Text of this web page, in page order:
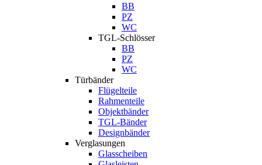
BB
PZ
WC
TGL-Schlösser
BB
PZ
WC
Türbänder
Flügelteile
Rahmenteile
Objektbänder
TGL-Bänder
Designbänder
Verglasungen
Glasscheiben